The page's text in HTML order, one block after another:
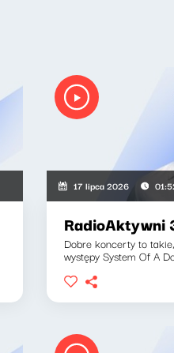
17 lipca 2026
RadioAktywni
Dobre koncerty to
występy System Of A